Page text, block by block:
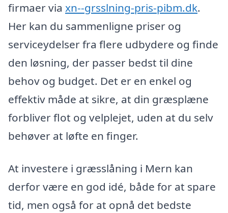
firmaer via xn--grsslning-pris-pibm.dk.
Her kan du sammenligne priser og
serviceydelser fra flere udbydere og finde
den løsning, der passer bedst til dine
behov og budget. Det er en enkel og
effektiv måde at sikre, at din græsplæne
forbliver flot og velplejet, uden at du selv
behøver at løfte en finger.
At investere i græsslåning i Mern kan
derfor være en god idé, både for at spare
tid, men også for at opnå det bedste